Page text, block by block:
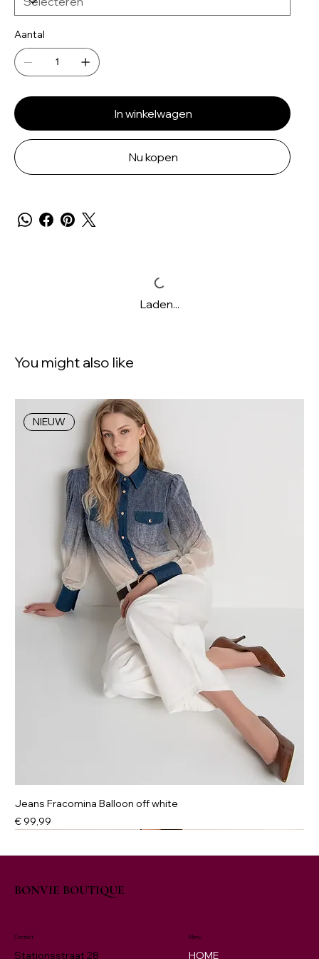
Aantal
In winkelwagen
Nu kopen
Laden...
You might also like
NIEUW
Jeans Fracomina Balloon off white
Prijs
€ 99,99
BONVIE BOUTIQUE
Menu
HOME
Contact
Stationsstraat 28